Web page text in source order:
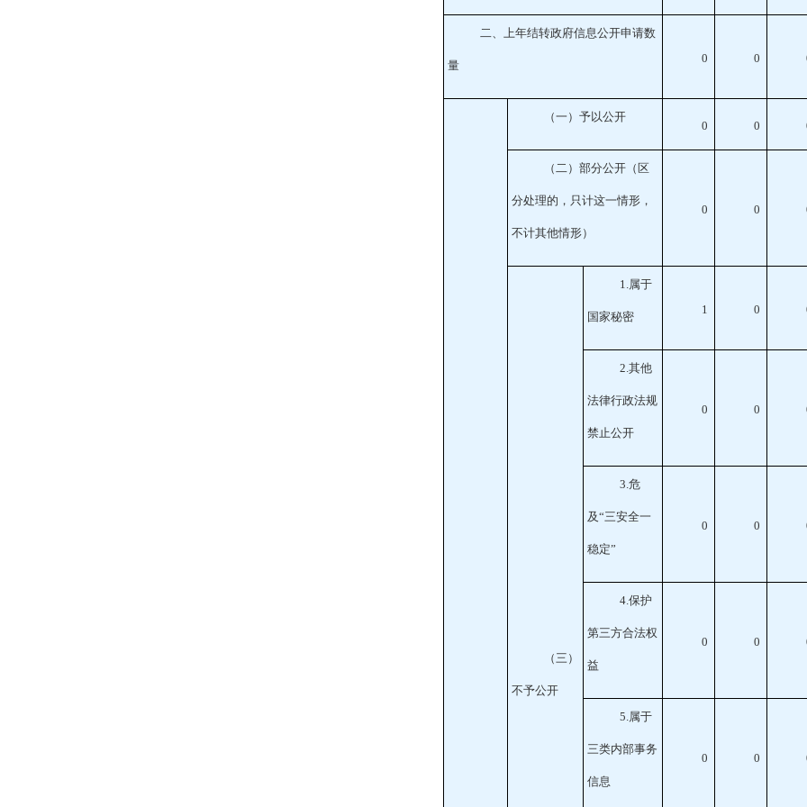
二、上年结转政府信息公开申请数
量
0 0
（一）予以公开
0 0
（二）部分公开 （区
分处理的，只计这一情形，
不计其他情形）
0 0
（三）
不予公开
1 .属于
国家秘密
1 0
2 .其他
法律行政法规
禁止公开
0 0
3 .危
及“三安全一
稳定”
0 0
4 .保护
第三方合法权
益
0 0
5 .属于
三类内部事务
信息
0 0